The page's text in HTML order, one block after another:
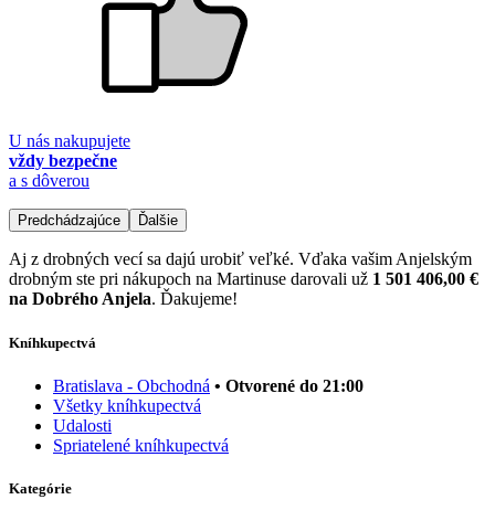
U nás nakupujete
vždy bezpečne
a s dôverou
Predchádzajúce Ďalšie
Aj z drobných vecí sa dajú urobiť veľké. Vďaka vašim Anjelským
drobným ste pri nákupoch na Martinuse darovali už 1 501 406,00 €
na Dobrého Anjela. Ďakujeme!
Kníhkupectvá
Bratislava - Obchodná • Otvorené do 21:00
Všetky kníhkupectvá
Udalosti
Spriatelené kníhkupectvá
Kategórie